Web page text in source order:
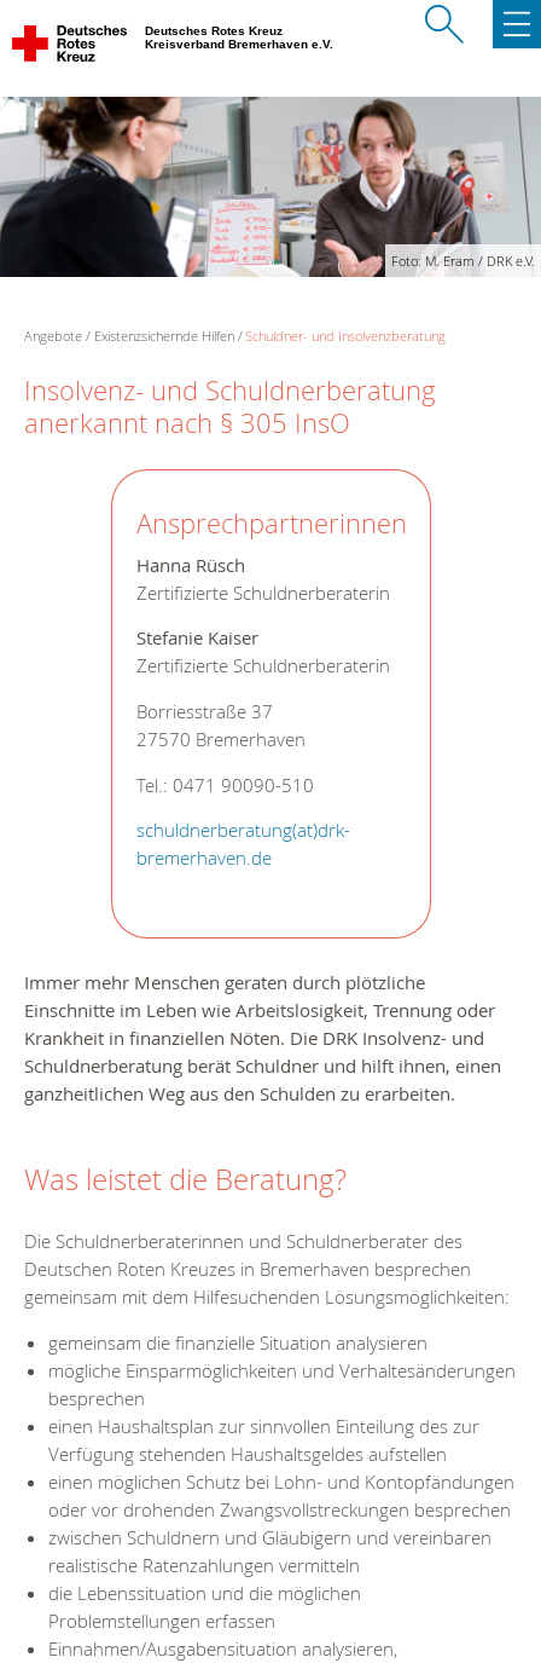
Deutsches Rotes Kreuz
Kreisverband Bremerhaven e.V.
Foto: M. Eram / DRK e.V.
Angebote Existenzsichernde Hilfen Schuldner- und Insolvenzberatung
Insolvenz- und Schuldnerberatung
anerkannt nach § 305 InsO
Ansprechpartnerinnen
Hanna Rüsch
Zertifizierte Schuldnerberaterin
Stefanie Kaiser
Zertifizierte Schuldnerberaterin
Borriesstraße 37
27570 Bremerhaven
Tel.: 0471 90090-510
schuldnerberatung(at)drk-
bremerhaven.de
Immer mehr Menschen geraten durch plötzliche
Einschnitte im Leben wie Arbeitslosigkeit, Trennung oder
Krankheit in finanziellen Nöten. Die DRK Insolvenz- und
Schuldnerberatung berät Schuldner und hilft ihnen, einen
ganzheitlichen Weg aus den Schulden zu erarbeiten.
Was leistet die Beratung?
Die Schuldnerberaterinnen und Schuldnerberater des
Deutschen Roten Kreuzes in Bremerhaven besprechen
gemeinsam mit dem Hilfesuchenden Lösungsmöglichkeiten:
gemeinsam die finanzielle Situation analysieren
mögliche Einsparmöglichkeiten und Verhaltesänderungen
besprechen
einen Haushaltsplan zur sinnvollen Einteilung des zur
Verfügung stehenden Haushaltsgeldes aufstellen
einen möglichen Schutz bei Lohn- und Kontopfändungen
oder vor drohenden Zwangsvollstreckungen besprechen
zwischen Schuldnern und Gläubigern und vereinbaren
realistische Ratenzahlungen vermitteln
die Lebenssituation und die möglichen
Problemstellungen erfassen
Einnahmen/Ausgabensituation analysieren,